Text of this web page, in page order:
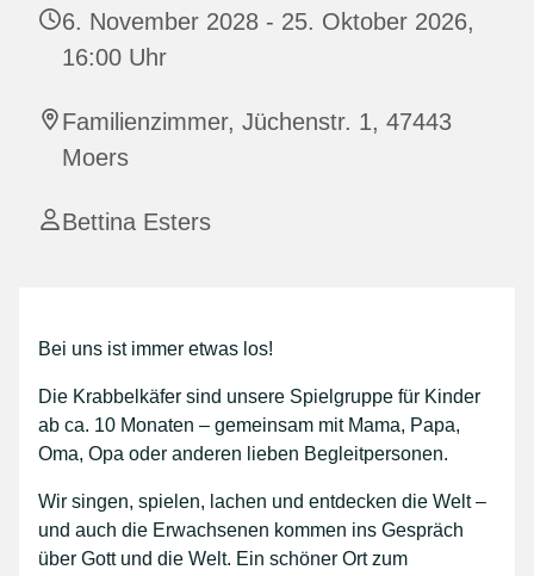
6. November 2028 - 25. Oktober 2026,
16:00 Uhr
Familienzimmer, Jüchenstr. 1, 47443
Moers
Bettina Esters
Bei uns ist immer etwas los!
Die Krabbelkäfer sind unsere Spielgruppe für Kinder
ab ca. 10 Monaten – gemeinsam mit Mama, Papa,
Oma, Opa oder anderen lieben Begleitpersonen.
Wir singen, spielen, lachen und entdecken die Welt –
und auch die Erwachsenen kommen ins Gespräch
über Gott und die Welt. Ein schöner Ort zum